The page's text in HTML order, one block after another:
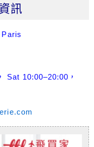
訊
Sat 10:00–20:00，